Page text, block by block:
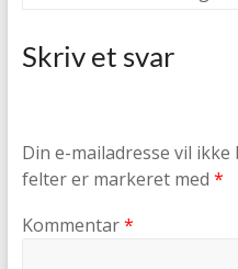
Skriv et svar
Din e-mailadresse vil ikke
felter er markeret med *
Kommentar*